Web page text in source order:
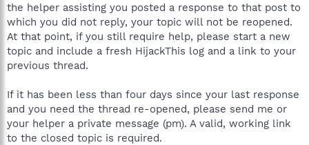
the helper assisting you posted a response to that post to
which you did not reply, your topic will not be reopened.
At that point, if you still require help, please start a new
topic and include a fresh HijackThis log and a link to your
previous thread.
If it has been less than four days since your last response
and you need the thread re-opened, please send me or
your helper a private message (pm). A valid, working link
to the closed topic is required.